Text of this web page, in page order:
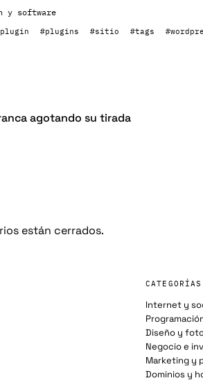
y software
#plugins #sitio #tags
agotando su tirada
están cerrados.
CATEGORÍAS
Internet y
Diseño y
Negocio e
Marketing y
Dominios y